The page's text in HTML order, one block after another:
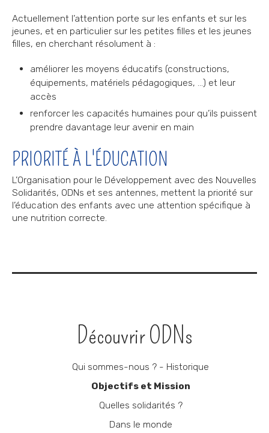
Actuellement l’attention porte sur les enfants et sur les
jeunes, et en particulier sur les petites filles et les jeunes
filles, en cherchant résolument à :
améliorer les moyens éducatifs (constructions,
équipements, matériels pédagogiques, …) et leur
accès
renforcer les capacités humaines pour qu’ils puissent
prendre davantage leur avenir en main
PRIORITÉ À L'ÉDUCATION
L’Organisation pour le Développement avec des Nouvelles
Solidarités, ODNs et ses antennes, mettent la priorité sur
l’éducation des enfants avec une attention spécifique à
une nutrition correcte.
Découvrir ODNs
Qui sommes-nous ? - Historique
Objectifs et Mission
Quelles solidarités ?
Dans le monde